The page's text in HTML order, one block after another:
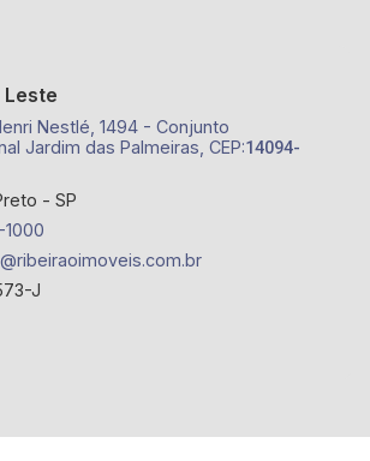
Leste
Nestlé, 1494 - Conjunto
Jardim das Palmeiras, CEP:14094-
- SP
1000
J